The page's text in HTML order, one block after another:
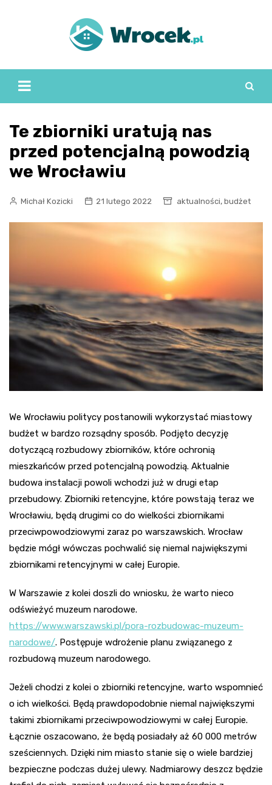
Te zbiorniki uratują nas
przed potencjalną powodzią
we Wrocławiu
Michał Kozicki 21 lutego 2022 aktualności, budżet
We Wrocławiu politycy postanowili wykorzystać miastowy
budżet w bardzo rozsądny sposób. Podjęto decyzję
dotyczącą rozbudowy zbiorników, które ochronią
mieszkańców przed potencjalną powodzią. Aktualnie
budowa instalacji powoli wchodzi już w drugi etap
przebudowy. Zbiorniki retencyjne, które powstają teraz we
Wrocławiu, będą drugimi co do wielkości zbiornikami
przeciwpowodziowymi zaraz po warszawskich. Wrocław
będzie mógł wówczas pochwalić się niemal największymi
zbiornikami retencyjnymi w całej Europie.
W Warszawie z kolei doszli do wniosku, że warto nieco
odświeżyć muzeum narodowe.
https://www.warszawski.pl/pora-rozbudowac-muzeum-
narodowe/. Postępuje wdrożenie planu związanego z
rozbudową muzeum narodowego.
Jeżeli chodzi z kolei o zbiorniki retencyjne, warto wspomnieć
o ich wielkości. Będą prawdopodobnie niemal największymi
takimi zbiornikami przeciwpowodziowymi w całej Europie.
Łącznie oszacowano, że będą posiadały aż 60 000 metrów
sześciennych. Dzięki nim miasto stanie się o wiele bardziej
bezpieczne podczas dużej ulewy. Nadmiarowy deszcz będzie